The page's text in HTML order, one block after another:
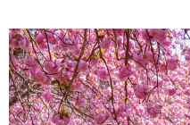
About